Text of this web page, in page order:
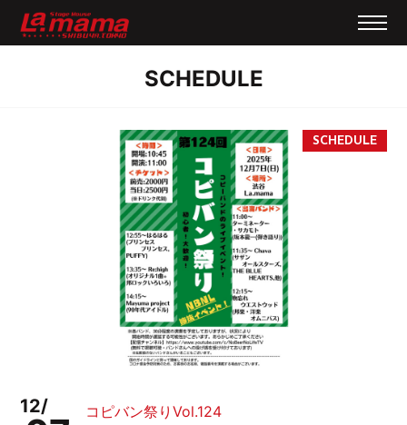
SCHEDULE
12/
コピバン祭りVol.124